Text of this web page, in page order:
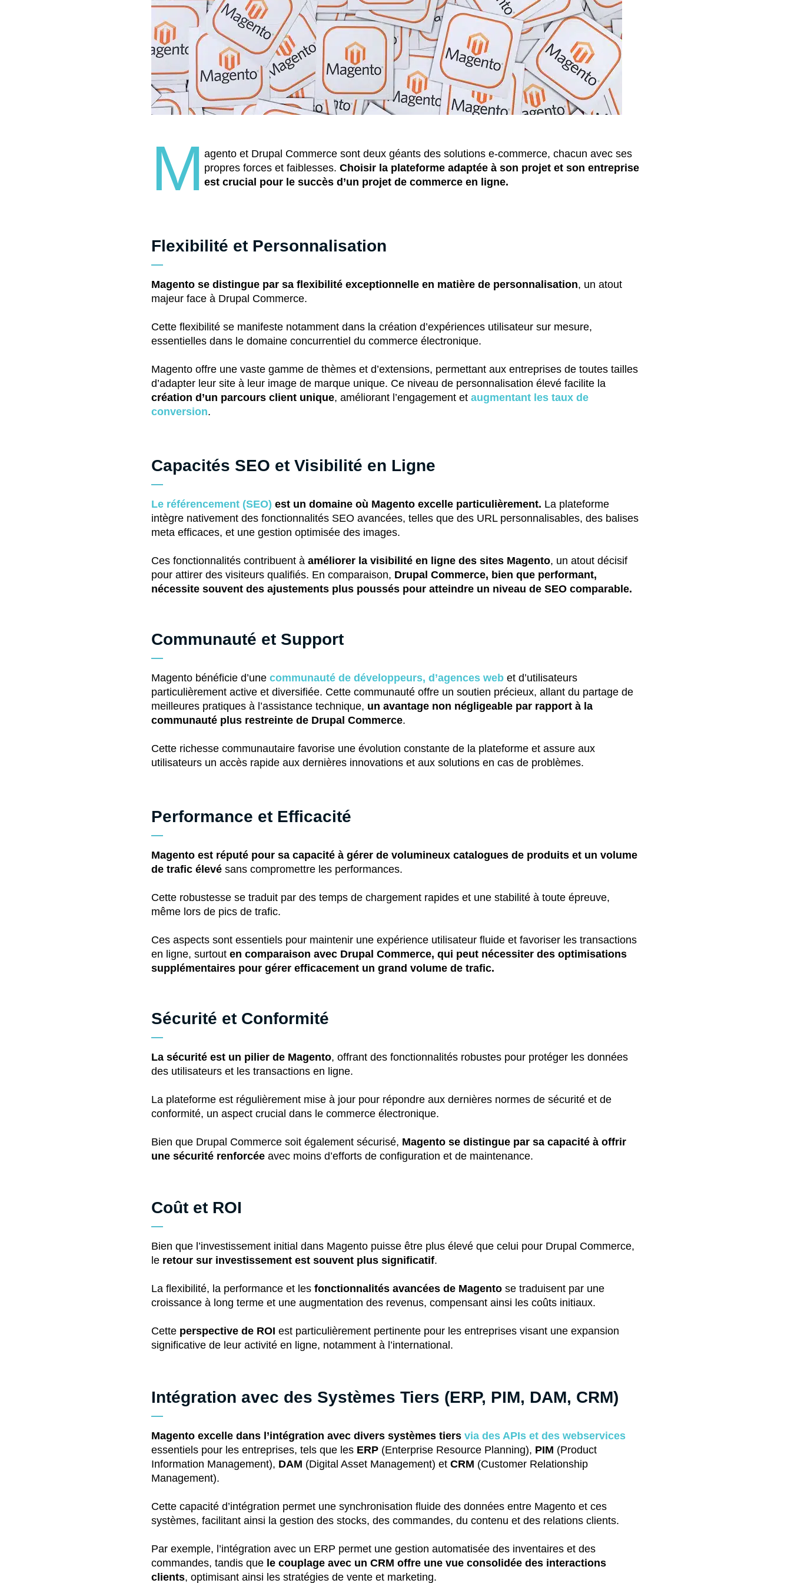
M agento et Drupal Commerce sont deux géants des solutions e-commerce, chacun avec ses
propres forces et faiblesses. Choisir la plateforme adaptée à son projet et son entreprise
est crucial pour le succès d’un projet de commerce en ligne.
Flexibilité et Personnalisation
Magento se distingue par sa flexibilité exceptionnelle en matière de personnalisation, un atout
majeur face à Drupal Commerce.
Cette flexibilité se manifeste notamment dans la création d’expériences utilisateur sur mesure,
essentielles dans le domaine concurrentiel du commerce électronique.
Magento offre une vaste gamme de thèmes et d’extensions, permettant aux entreprises de toutes tailles
d’adapter leur site à leur image de marque unique. Ce niveau de personnalisation élevé facilite la
création d’un parcours client unique, améliorant l’engagement et augmentant les taux de
conversion.
Capacités SEO et Visibilité en Ligne
Le référencement (SEO) est un domaine où Magento excelle particulièrement. La plateforme
intègre nativement des fonctionnalités SEO avancées, telles que des URL personnalisables, des balises
meta efficaces, et une gestion optimisée des images​​.
Ces fonctionnalités contribuent à améliorer la visibilité en ligne des sites Magento, un atout décisif
pour attirer des visiteurs qualifiés​​. En comparaison, Drupal Commerce, bien que performant,
nécessite souvent des ajustements plus poussés pour atteindre un niveau de SEO comparable.
Communauté et Support
Magento bénéficie d’une communauté de développeurs, d’agences web et d’utilisateurs
particulièrement active et diversifiée. Cette communauté offre un soutien précieux, allant du partage de
meilleures pratiques à l’assistance technique, un avantage non négligeable par rapport à la
communauté plus restreinte de Drupal Commerce.
Cette richesse communautaire favorise une évolution constante de la plateforme et assure aux
utilisateurs un accès rapide aux dernières innovations et aux solutions en cas de problèmes.
Performance et Efficacité
Magento est réputé pour sa capacité à gérer de volumineux catalogues de produits et un volume
de trafic élevé sans compromettre les performances​​.
Cette robustesse se traduit par des temps de chargement rapides et une stabilité à toute épreuve,
même lors de pics de trafic.
Ces aspects sont essentiels pour maintenir une expérience utilisateur fluide et favoriser les transactions
en ligne, surtout en comparaison avec Drupal Commerce, qui peut nécessiter des optimisations
supplémentaires pour gérer efficacement un grand volume de trafic.
Sécurité et Conformité
La sécurité est un pilier de Magento, offrant des fonctionnalités robustes pour protéger les données
des utilisateurs et les transactions en ligne.
La plateforme est régulièrement mise à jour pour répondre aux dernières normes de sécurité et de
conformité, un aspect crucial dans le commerce électronique.
Bien que Drupal Commerce soit également sécurisé, Magento se distingue par sa capacité à offrir
une sécurité renforcée avec moins d’efforts de configuration et de maintenance.
Coût et ROI
Bien que l’investissement initial dans Magento puisse être plus élevé que celui pour Drupal Commerce,
le retour sur investissement est souvent plus significatif.
La flexibilité, la performance et les fonctionnalités avancées de Magento se traduisent par une
croissance à long terme et une augmentation des revenus, compensant ainsi les coûts initiaux.
Cette perspective de ROI est particulièrement pertinente pour les entreprises visant une expansion
significative de leur activité en ligne, notamment à l’international.
Intégration avec des Systèmes Tiers (ERP, PIM, DAM, CRM)
Magento excelle dans l’intégration avec divers systèmes tiers via des APIs et des webservices
essentiels pour les entreprises, tels que les ERP (Enterprise Resource Planning), PIM (Product
Information Management), DAM (Digital Asset Management) et CRM (Customer Relationship
Management).
Cette capacité d’intégration permet une synchronisation fluide des données entre Magento et ces
systèmes, facilitant ainsi la gestion des stocks, des commandes, du contenu et des relations clients.
Par exemple, l’intégration avec un ERP permet une gestion automatisée des inventaires et des
commandes, tandis que le couplage avec un CRM offre une vue consolidée des interactions
clients, optimisant ainsi les stratégies de vente et marketing.